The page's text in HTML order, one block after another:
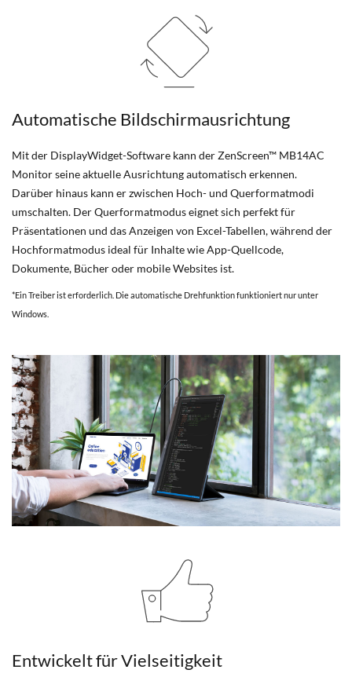
Automatische Bildschirmausrichtung
Mit der DisplayWidget-Software kann der ZenScreen™ MB14AC
Monitor seine aktuelle Ausrichtung automatisch erkennen.
Darüber hinaus kann er zwischen Hoch- und Querformatmodi
umschalten. Der Querformatmodus eignet sich perfekt für
Präsentationen und das Anzeigen von Excel-Tabellen, während der
Hochformatmodus ideal für Inhalte wie App-Quellcode,
Dokumente, Bücher oder mobile Websites ist.
*Ein Treiber ist erforderlich. Die automatische Drehfunktion funktioniert nur unter
Windows.
Entwickelt für Vielseitigkeit